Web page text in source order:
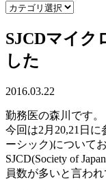
SJCDマイク
した
2016.03.22
勤務医の森川です。
今回は2月20,21日
ーシック)について
SJCD(Society of
員数が多いと言わ